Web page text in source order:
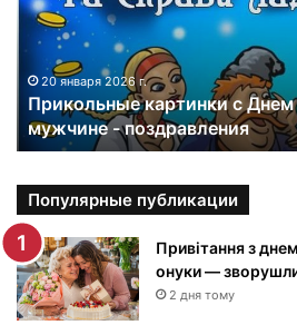
о
к
т
и
н
к
и
20 января 2026 г.
Прикольные картинки с
мужчине - поздравления
Популярные публикации
Привітання з
онуки —
2 дня тому